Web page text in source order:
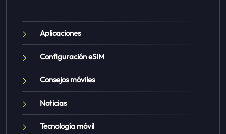
Aplicaciones
Configuración eSIM
Consejos móviles
Noticias
Tecnología móvil